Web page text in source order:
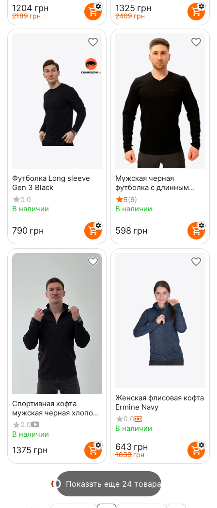
‍1204‍ грн
‍2189‍ грн
‍1325‍ грн
‍2409‍ грн
Футболка Long sleeve
Gen 3 Black
0.0
В наличии
‍790‍ грн
Мужская черная
футболка с длинным
рукавом - лонгслив
LongSleeve Black
5(6)
В наличии
‍598‍ грн
Спортивная кофта
мужская черная хлопок
Sporter Gen 3 Black
0.0
В наличии
‍1375‍ грн
Женская флисовая кофта
Ermine Navy
0.0
В наличии
‍643‍ грн
‍1838‍ грн
Показать еще 24 товара